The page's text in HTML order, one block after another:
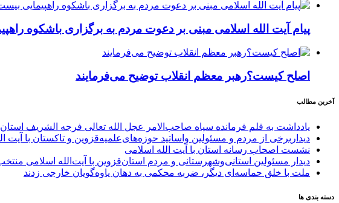
پیام آیت الله اسلامی مبنی بر دعوت مردم به برگزاری باشکوه
اصلح کیست؟رهبر معظم انقلاب توضیح می‌فرمایند
آخرین مطالب
یادداشت به قلم فرمانده سپاه صاحب‌الامر عجل الله تعالی فرجه الشریف
دیداربرخی از مردم و مسئولین واساتید حوزه‌های‌علمیه‌قزوین و تاکستان با آیت
نشست اصحاب رسانه استان با آیت الله اسلامی
دیدار مسئولین استانی‌وشهرستانی و مردم‌ استان‌قزوین با آیت‌الله‌ اسلامی
ملت با خلق حماسه‌ای دیگر، ضربه محکمی به دهان یاوه‌گویان خارجی زدند
دسته بندی ها